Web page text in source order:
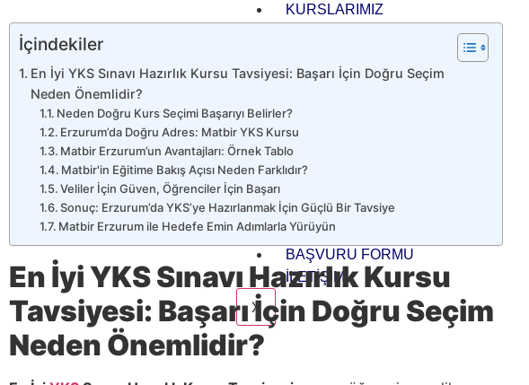
KURSLARIMIZ
9. ve 10. Sınıflar Kurs Programı
12. Sınıf Kurs Programı
6. Sınıf Kurs Programı
7. Sınıf Kurs Programı
8. Sınıf Kurs Programı
ŞUBELER
BLOG
BAŞVURU FORMU
İLETIŞIM
X
İçindekiler
En İyi YKS Sınavı Hazırlık Kursu Tavsiyesi: Başarı İçin Doğru Seçim
Neden Önemlidir?
Neden Doğru Kurs Seçimi Başarıyı Belirler?
Erzurum’da Doğru Adres: Matbir YKS Kursu
Matbir Erzurum’un Avantajları: Örnek Tablo
Matbir'in Eğitime Bakış Açısı Neden Farklıdır?
Veliler İçin Güven, Öğrenciler İçin Başarı
Sonuç: Erzurum’da YKS’ye Hazırlanmak İçin Güçlü Bir Tavsiye
Matbir Erzurum ile Hedefe Emin Adımlarla Yürüyün
En İyi YKS Sınavı Hazırlık Kursu
Tavsiyesi: Başarı İçin Doğru Seçim
Neden Önemlidir?